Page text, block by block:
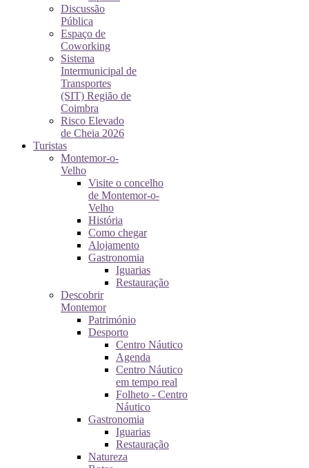
Discussão
Pública
Espaço de
Coworking
Sistema
Intermunicipal de
Transportes
(SIT) Região de
Coimbra
Risco Elevado
de Cheia 2026
Turistas
Montemor-o-
Velho
Visite o concelho
de Montemor-o-
Velho
História
Como chegar
Alojamento
Gastronomia
Iguarias
Restauração
Descobrir
Montemor
Património
Desporto
Centro Náutico
Agenda
Centro Náutico
em tempo real
Folheto - Centro
Náutico
Gastronomia
Iguarias
Restauração
Natureza